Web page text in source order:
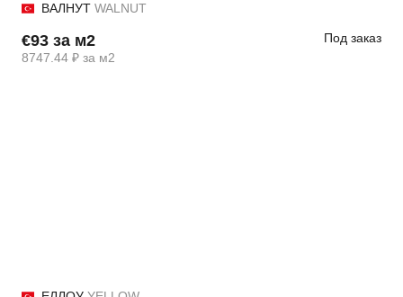
ВАЛНУТ WALNUT
€93 за м2
8747.44 ₽ за м2
Под заказ